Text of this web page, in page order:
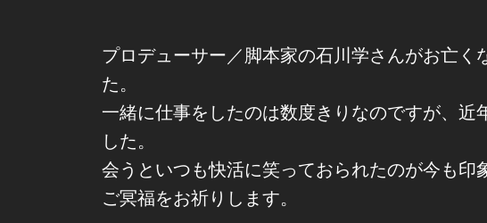
プロデューサー／脚本家の石川学さんがお亡
た。
一緒に仕事をしたのは数度きりなのですが、近
した。
会うといつも快活に笑っておられたのが今も印
ご冥福をお祈りします。